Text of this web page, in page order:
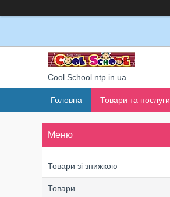
Cool School ntp.in.ua
Головна Товари та послуги
Товари зі знижкою
Товари